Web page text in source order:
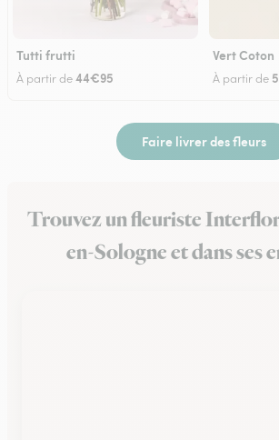
Tutti frutti
À partir de44€95
Vert Coton
À partir de
Faire livrer des fleurs
Trouvez un fleuriste
en-Sologne et dans ses